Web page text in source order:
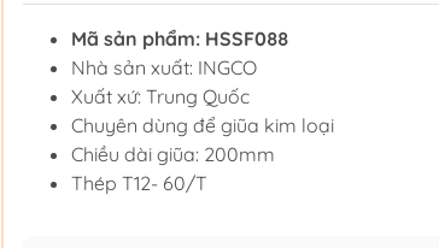
Mã sản phẩm: HSSF088
Nhà sản xuất: INGCO
Xuất xứ: Trung Quốc
Chuyên dùng để giũa kim loại
Chiều dài giũa: 200mm
Thép T12- 60/T